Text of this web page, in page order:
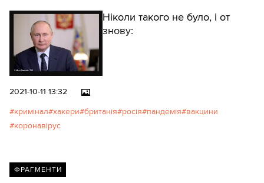
Ніколи такого не було, і от
знову:
2021-10-11 13:32
кримінал хакери британія росія пандемія вакцини
коронавірус
ФРАГМЕНТИ